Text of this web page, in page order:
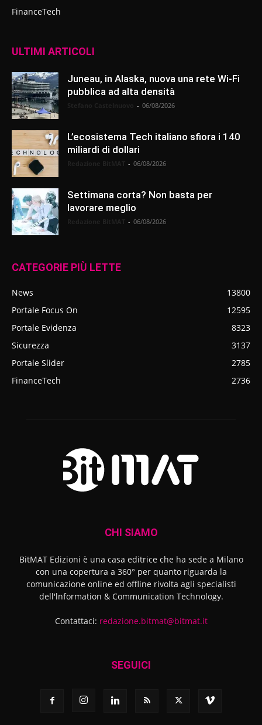
FinanceTech
ULTIMI ARTICOLI
Juneau, in Alaska, nuova una rete Wi-Fi
pubblica ad alta densità
- 06/08/2026
L’ecosistema Tech italiano sfiora i 140
miliardi di dollari
- 06/08/2026
Settimana corta? Non basta per
lavorare meglio
- 06/08/2026
CATEGORIE PIÙ LETTE
News
13800
Portale Focus On
12595
Portale Evidenza
8323
Sicurezza
3137
Portale Slider
2785
FinanceTech
2736
CHI SIAMO
BitMAT Edizioni è una casa editrice che ha sede a Milano
con una copertura a 360° per quanto riguarda la
comunicazione online ed offline rivolta agli specialisti
dell'lnformation & Communication Technology.
Contattaci: redazione.bitmat@bitmat.it
SEGUICI